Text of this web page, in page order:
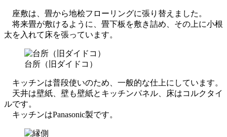
座敷は、畳から地桧フローリングに張り替えました。
将来畳が敷けるように、畳下板を敷き詰め、その上に小根
太を入れて床を張っています。
台所（旧ダイドコ）
キッチンは普段使いのため、一般的な仕上にしています。
天井は壁紙、壁も壁紙とキッチンパネル、床はコルクタイ
ルです。
キッチンはPanasonic製です。